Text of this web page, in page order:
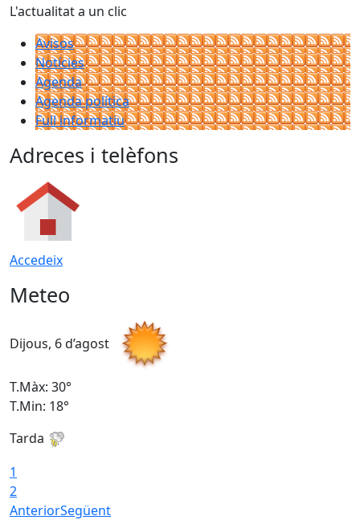
L'actualitat a un clic
Avisos
Notícies
Agenda
Agenda política
Full informatiu
Adreces i telèfons
Accedeix
Meteo
Dijous, 6 d’agost
T.Màx: 30°
T.Min: 18°
Tarda
1
2
AnteriorSegüent